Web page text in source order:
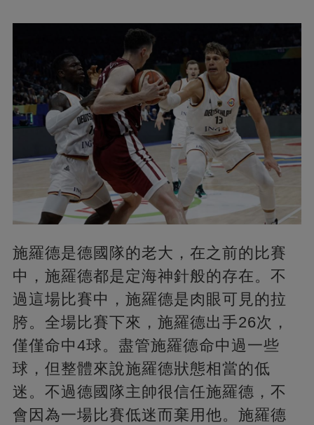
施羅德是德國隊的老大，在之前的比賽
中，施羅德都是定海神針般的存在。不
過這場比賽中，施羅德是肉眼可見的拉
胯。全場比賽下來，施羅德出手26次，
僅僅命中4球。盡管施羅德命中過一些
球，但整體來說施羅德狀態相當的低
迷。不過德國隊主帥很信任施羅德，不
會因為一場比賽低迷而棄用他。施羅德